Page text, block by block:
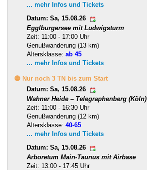
... mehr Infos und Tickets
Datum: Sa, 15.08.26
Egglburgersee mit Ludwigsturm
Zeit: 11:00 - 17:00 Uhr
Genußwanderung (13 km)
Altersklasse: ab 45
... mehr Infos und Tickets
🟡 Nur noch 3 TN bis zum Start
Datum: Sa, 15.08.26
Wahner Heide – Telegraphenberg (Köln)
Zeit: 11:00 - 16:30 Uhr
Genußwanderung (12 km)
Altersklasse: 40-65
... mehr Infos und Tickets
Datum: Sa, 15.08.26
Arboretum Main-Taunus mit Airbase
Zeit: 13:00 - 17:45 Uhr